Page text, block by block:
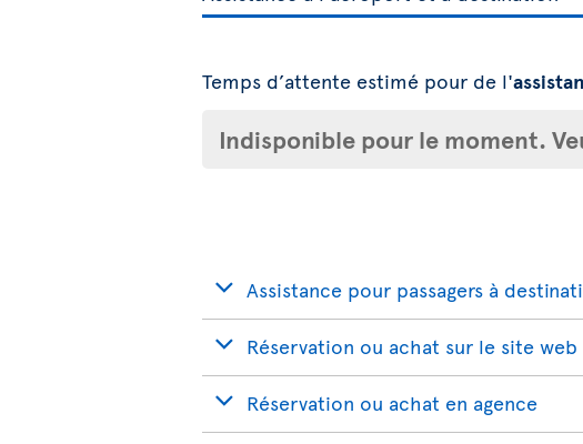
Temps d’attente estimé pour de l'
Indisponible pour le moment.
Assistance pour passagers à
Réservation ou achat sur le site
Réservation ou achat en agence